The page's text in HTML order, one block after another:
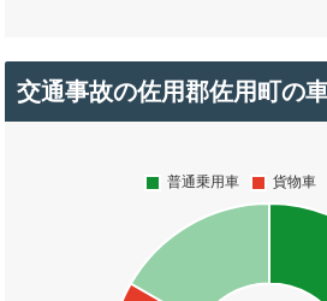
交通事故の佐用郡佐用町の